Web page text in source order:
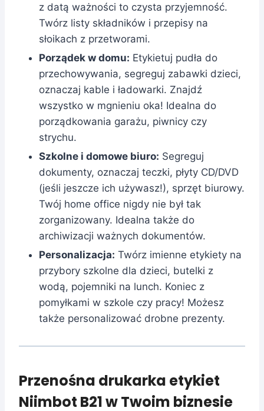
z datą ważności to czysta przyjemność.
Twórz listy składników i przepisy na
słoikach z przetworami.
Porządek w domu: Etykietuj pudła do
przechowywania, segreguj zabawki dzieci,
oznaczaj kable i ładowarki. Znajdź
wszystko w mgnieniu oka! Idealna do
porządkowania garażu, piwnicy czy
strychu.
Szkolne i domowe biuro: Segreguj
dokumenty, oznaczaj teczki, płyty CD/DVD
(jeśli jeszcze ich używasz!), sprzęt biurowy.
Twój home office nigdy nie był tak
zorganizowany. Idealna także do
archiwizacji ważnych dokumentów.
Personalizacja: Twórz imienne etykiety na
przybory szkolne dla dzieci, butelki z
wodą, pojemniki na lunch. Koniec z
pomyłkami w szkole czy pracy! Możesz
także personalizować drobne prezenty.
Przenośna drukarka etykiet
Niimbot B21 w Twoim biznesie